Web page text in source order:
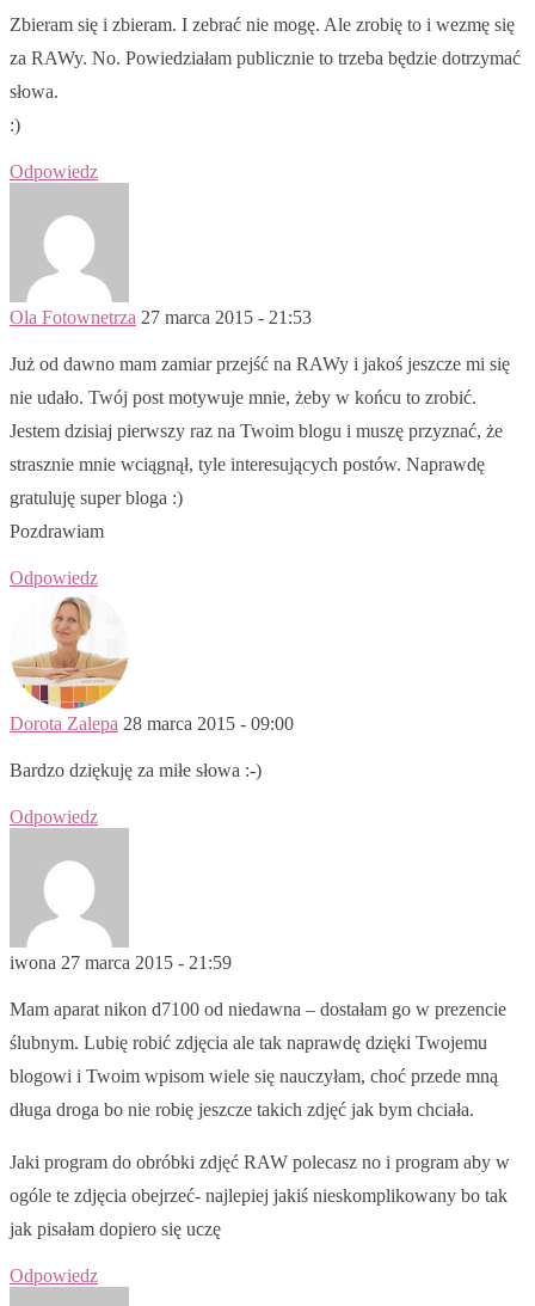
Zbieram się i zbieram. I zebrać nie mogę. Ale zrobię to i wezmę się
za RAWy. No. Powiedziałam publicznie to trzeba będzie dotrzymać
słowa.
:)
Odpowiedz
Ola Fotownetrza 27 marca 2015 - 21:53
Już od dawno mam zamiar przejść na RAWy i jakoś jeszcze mi się
nie udało. Twój post motywuje mnie, żeby w końcu to zrobić.
Jestem dzisiaj pierwszy raz na Twoim blogu i muszę przyznać, że
strasznie mnie wciągnął, tyle interesujących postów. Naprawdę
gratuluję super bloga :)
Pozdrawiam
Odpowiedz
Dorota Zalepa 28 marca 2015 - 09:00
Bardzo dziękuję za miłe słowa :-)
Odpowiedz
iwona 27 marca 2015 - 21:59
Mam aparat nikon d7100 od niedawna – dostałam go w prezencie
ślubnym. Lubię robić zdjęcia ale tak naprawdę dzięki Twojemu
blogowi i Twoim wpisom wiele się nauczyłam, choć przede mną
długa droga bo nie robię jeszcze takich zdjęć jak bym chciała.
Jaki program do obróbki zdjęć RAW polecasz no i program aby w
ogóle te zdjęcia obejrzeć- najlepiej jakiś nieskomplikowany bo tak
jak pisałam dopiero się uczę
Odpowiedz